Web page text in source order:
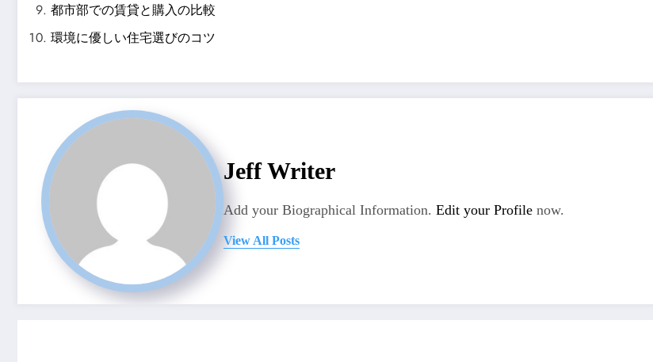
都市部での賃貸と購入の比較
環境に優しい住宅選びのコツ
Jeff Writer
Add your Biographical Information. Edit your Profile now.
View All Posts